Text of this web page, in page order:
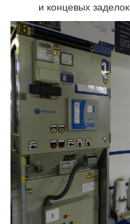
и концевых заделок.